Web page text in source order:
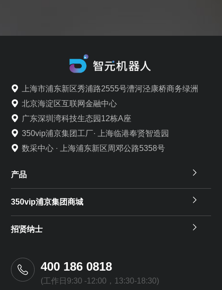
上海市浦东新区秀浦路2555号漕河泾康桥商务绿洲
北京海淀区互联网金融中心
广东深圳湾科技生态园12栋A座
350vip浦京集团工厂· 上海临港奉贤智造园
数采中心 · 上海浦东新区周邓公路5358号
产品
350vip浦京集团商城
招贤纳士
400 186 0818
(工作日9:30 -12:00，13:30-18:30)